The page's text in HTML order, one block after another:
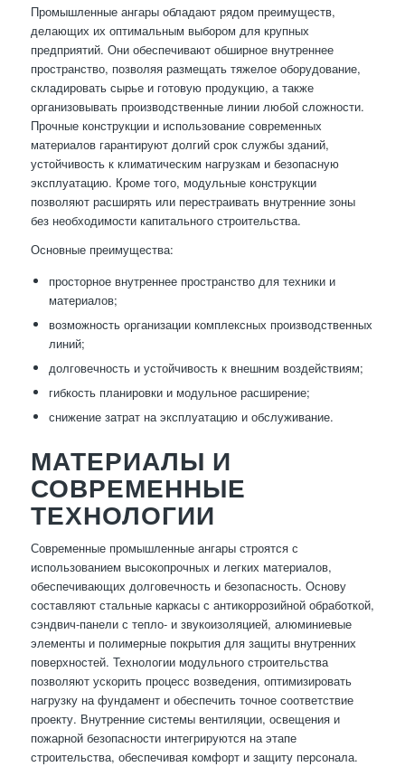
Промышленные ангары обладают рядом преимуществ,
делающих их оптимальным выбором для крупных
предприятий. Они обеспечивают обширное внутреннее
пространство, позволяя размещать тяжелое оборудование,
складировать сырье и готовую продукцию, а также
организовывать производственные линии любой сложности.
Прочные конструкции и использование современных
материалов гарантируют долгий срок службы зданий,
устойчивость к климатическим нагрузкам и безопасную
эксплуатацию. Кроме того, модульные конструкции
позволяют расширять или перестраивать внутренние зоны
без необходимости капитального строительства.
Основные преимущества:
просторное внутреннее пространство для техники и
материалов;
возможность организации комплексных производственных
линий;
долговечность и устойчивость к внешним воздействиям;
гибкость планировки и модульное расширение;
снижение затрат на эксплуатацию и обслуживание.
МАТЕРИАЛЫ И
СОВРЕМЕННЫЕ
ТЕХНОЛОГИИ
Современные промышленные ангары строятся с
использованием высокопрочных и легких материалов,
обеспечивающих долговечность и безопасность. Основу
составляют стальные каркасы с антикоррозийной обработкой,
сэндвич-панели с тепло- и звукоизоляцией, алюминиевые
элементы и полимерные покрытия для защиты внутренних
поверхностей. Технологии модульного строительства
позволяют ускорить процесс возведения, оптимизировать
нагрузку на фундамент и обеспечить точное соответствие
проекту. Внутренние системы вентиляции, освещения и
пожарной безопасности интегрируются на этапе
строительства, обеспечивая комфорт и защиту персонала.